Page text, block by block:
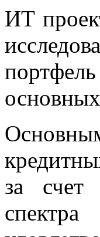
ИТ
за счет